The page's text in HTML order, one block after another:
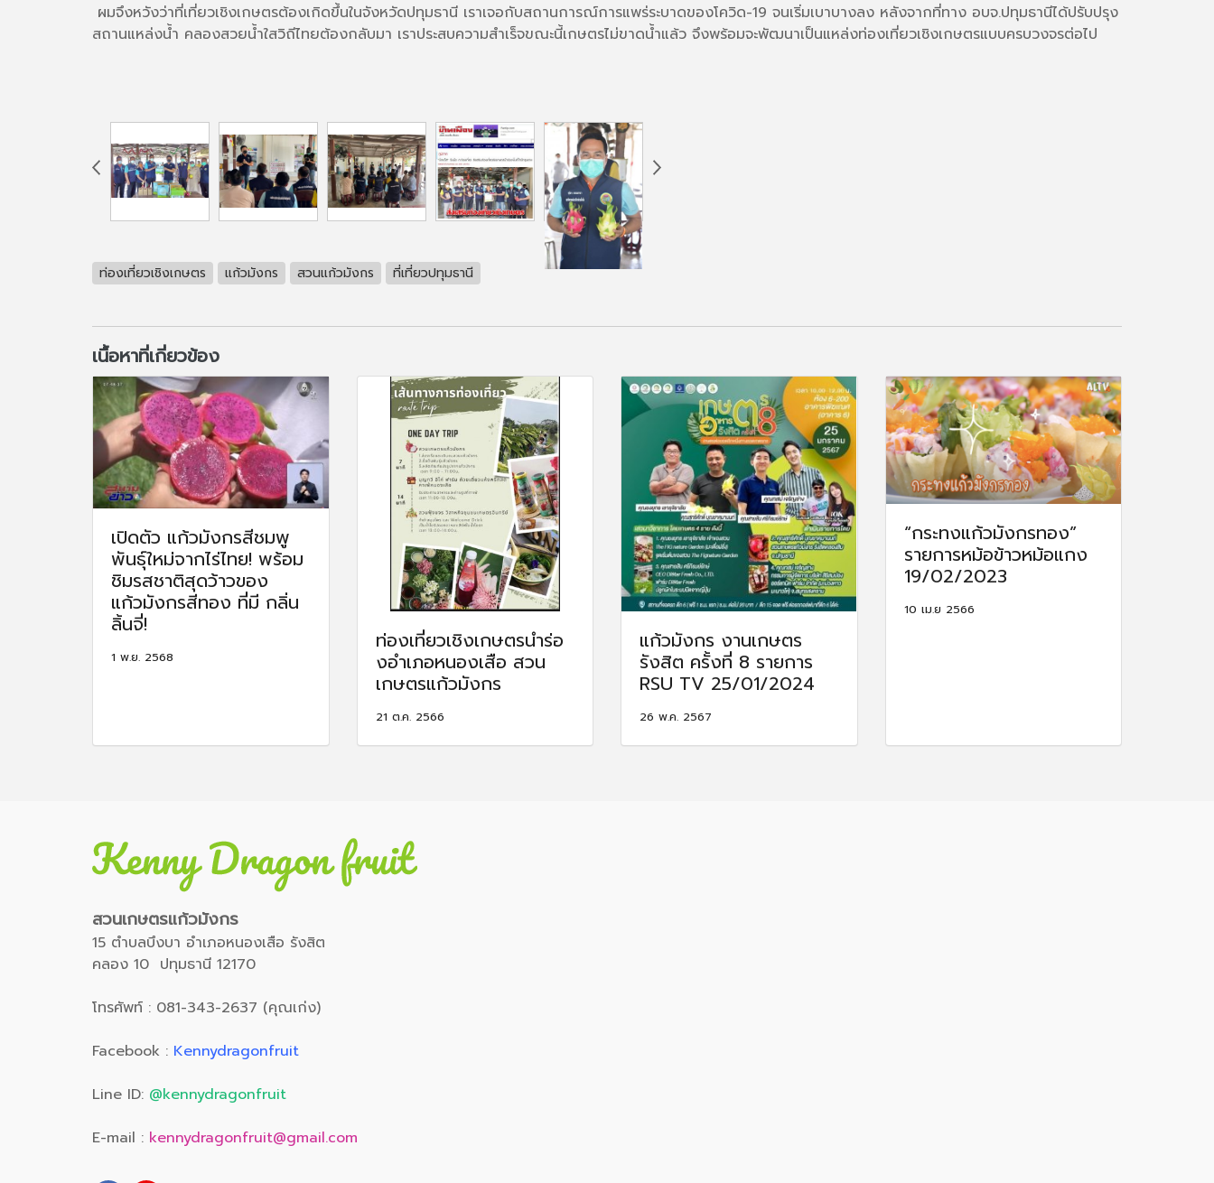
ผมจึงหวังว่าที่เที่ยวเชิงเกษตรต้องเกิดขึ้นในจังหวัดปทุมธานี เราเจอกับสถานการณ์การแพร่ระบาดของโควิด-19 จนเริ่มเบาบางลง หลังจากที่ทาง อบจ.ปทุมธานีได้ปรับปรุง
สถานแหล่งน้ำ คลองสวยน้ำใสวิถีไทยต้องกลับมา เราประสบความสำเร็จขณะนี้เกษตรไม่ขาดน้ำแล้ว จึงพร้อมจะพัฒนาเป็นแหล่งท่องเที่ยวเชิงเกษตรแบบครบวงจรต่อไป
ท่องเที่ยวเชิงเกษตร แก้วมังกร สวนแก้วมังกร ที่เที่ยวปทุมธานี
เนื้อหาที่เกี่ยวข้อง
เปิดตัว แก้วมังกรสีชมพู
พันธุ์ใหม่จากไร่ไทย! พร้อม
ชิมรสชาติสุดว้าวของ
แก้วมังกรสีทอง ที่มี กลิ่น
ลิ้นจี่!
1 พ.ย. 2568
ท่องเที่ยวเชิงเกษตรนำร่อ
งอําเภอหนองเสือ สวน
เกษตรแก้วมังกร
21 ต.ค. 2566
แก้วมังกร งานเกษตร
รังสิต ครั้งที่ 8 รายการ
RSU TV 25/01/2024
26 พ.ค. 2567
“กระทงแก้วมังกรทอง”
รายการหม้อข้าวหม้อแกง
19/02/2023
10 เม.ย 2566
สวนเกษตรแก้วมังกร
15 ตำบลบึงบา อำเภอหนองเสือ รังสิต
คลอง 10 ปทุมธานี 12170
โทรศัพท์ : 081-343-2637 (คุณเก่ง)
Facebook : Kennydragonfruit
Line ID: @kennydragonfruit
E-mail : kennydragonfruit@gmail.com